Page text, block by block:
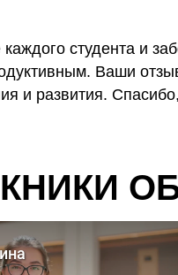
студента и
Ваши
и развития.